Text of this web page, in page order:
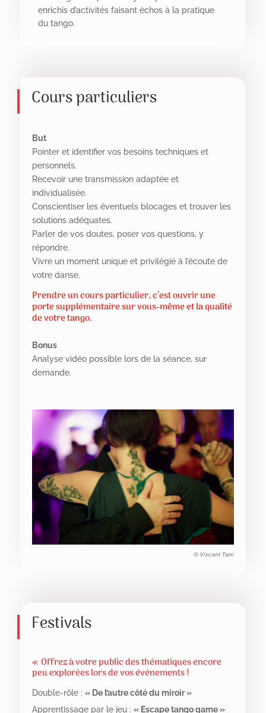
enrichis d’activités faisant échos à la pratique
du tango.
Cours particuliers
But
Pointer et identifier vos besoins techniques et
personnels.
Recevoir une transmission adaptée et
individualisée.
Conscientiser les éventuels blocages et trouver les
solutions adéquates.
Parler de vos doutes, poser vos questions, y
répondre.
Vivre un moment unique et privilégié à l’écoute de
votre danse.
Prendre un cours particulier, c’est ouvrir une
porte supplémentaire sur vous-même et la qualité
de votre tango.
Bonus
Analyse vidéo possible lors de la séance, sur
demande.
© Vincent Tani
Festivals
« Offrez à votre public des thématiques encore
peu explorées lors de vos événements !
Double-rôle : « De l’autre côté du miroir »
Apprentissage par le jeu : « Escape tango game »